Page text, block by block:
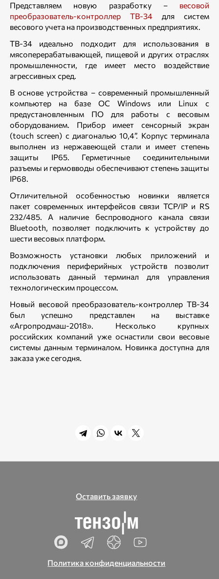
Представляем новую разработку – весовой
преобразователь-контроллер ТВ-34 для систем
весового учета на производственных предприятиях.
ТВ-34 идеально подходит для использования в
мясоперерабатывающей, пищевой и других отраслях
промышленности, где имеет место воздействие
агрессивных сред.
В основе устройства – современный промышленный
компьютер на базе ОС Windows или Linux с
предустановленным ПО для работы с весовым
оборудованием. Прибор имеет сенсорный экран
(touch screen) с диагональю 10,4”. Корпус терминала
выполнен из нержавеющей стали и имеет степень
защиты IP65. Герметичные соединительными
разъемы и гермовводы обеспечивают степень защиты
IP68.
Отличительной особенностью новинки является
пакет современных интерфейсов связи TCP/IP и RS
232/485. А наличие беспроводного канала связи
Bluetooth, позволяет подключить к устройству до
шести весовых платформ.
Возможность установки любых приложений и
подключения периферийных устройств позволит
использовать данный терминал для управления
технологическим процессом.
Новый весовой преобразователь-контроллер ТВ-34
был успешно представлен на выставке
«Агропродмаш-2018». Несколько крупных
российских компаний уже оснастили свои весовые
системы данным терминалом. Новинка доступна для
заказа уже сегодня.
Оставить заявку
Политика конфиденциальности